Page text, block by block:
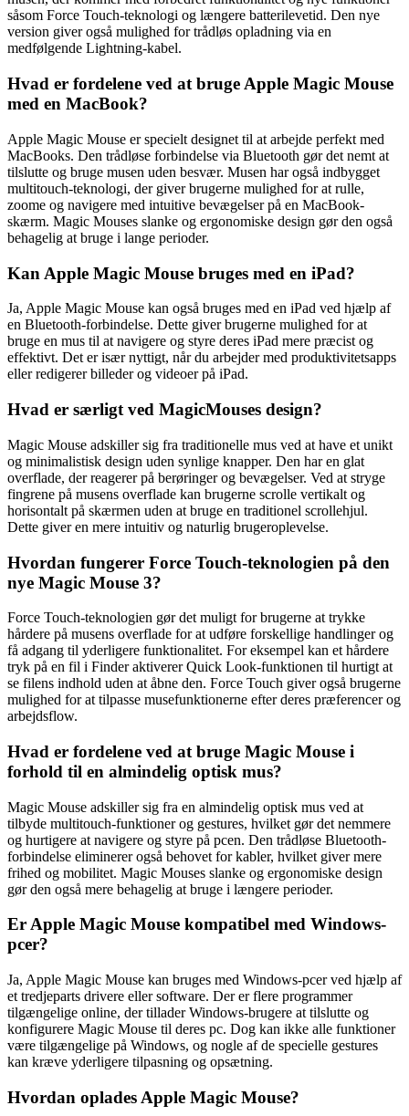
såsom Force Touch-teknologi og længere batterilevetid. Den nye
version giver også mulighed for trådløs opladning via en
medfølgende Lightning-kabel.
Hvad er fordelene ved at bruge Apple Magic Mouse
med en MacBook?
Apple Magic Mouse er specielt designet til at arbejde perfekt med
MacBooks. Den trådløse forbindelse via Bluetooth gør det nemt at
tilslutte og bruge musen uden besvær. Musen har også indbygget
multitouch-teknologi, der giver brugerne mulighed for at rulle,
zoome og navigere med intuitive bevægelser på en MacBook-
skærm. Magic Mouses slanke og ergonomiske design gør den også
behagelig at bruge i lange perioder.
Kan Apple Magic Mouse bruges med en iPad?
Ja, Apple Magic Mouse kan også bruges med en iPad ved hjælp af
en Bluetooth-forbindelse. Dette giver brugerne mulighed for at
bruge en mus til at navigere og styre deres iPad mere præcist og
effektivt. Det er især nyttigt, når du arbejder med produktivitetsapps
eller redigerer billeder og videoer på iPad.
Hvad er særligt ved MagicMouses design?
Magic Mouse adskiller sig fra traditionelle mus ved at have et unikt
og minimalistisk design uden synlige knapper. Den har en glat
overflade, der reagerer på berøringer og bevægelser. Ved at stryge
fingrene på musens overflade kan brugerne scrolle vertikalt og
horisontalt på skærmen uden at bruge en traditionel scrollehjul.
Dette giver en mere intuitiv og naturlig brugeroplevelse.
Hvordan fungerer Force Touch-teknologien på den
nye Magic Mouse 3?
Force Touch-teknologien gør det muligt for brugerne at trykke
hårdere på musens overflade for at udføre forskellige handlinger og
få adgang til yderligere funktionalitet. For eksempel kan et hårdere
tryk på en fil i Finder aktiverer Quick Look-funktionen til hurtigt at
se filens indhold uden at åbne den. Force Touch giver også brugerne
mulighed for at tilpasse musefunktionerne efter deres præferencer og
arbejdsflow.
Hvad er fordelene ved at bruge Magic Mouse i
forhold til en almindelig optisk mus?
Magic Mouse adskiller sig fra en almindelig optisk mus ved at
tilbyde multitouch-funktioner og gestures, hvilket gør det nemmere
og hurtigere at navigere og styre på pcen. Den trådløse Bluetooth-
forbindelse eliminerer også behovet for kabler, hvilket giver mere
frihed og mobilitet. Magic Mouses slanke og ergonomiske design
gør den også mere behagelig at bruge i længere perioder.
Er Apple Magic Mouse kompatibel med Windows-
pcer?
Ja, Apple Magic Mouse kan bruges med Windows-pcer ved hjælp af
et tredjeparts drivere eller software. Der er flere programmer
tilgængelige online, der tillader Windows-brugere at tilslutte og
konfigurere Magic Mouse til deres pc. Dog kan ikke alle funktioner
være tilgængelige på Windows, og nogle af de specielle gestures
kan kræve yderligere tilpasning og opsætning.
Hvordan oplades Apple Magic Mouse?